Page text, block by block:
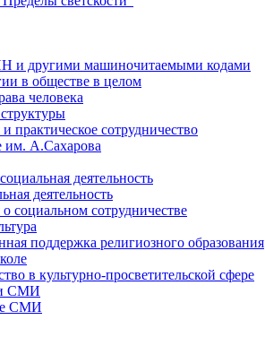
и другими машиночитаемыми кодами
в обществе в целом
человека
практическое сотрудничество
им. А.Сахарова
деятельность
деятельность
социальном сотрудничестве
поддержка религиозного образования
в культурно-просветительской сфере
и СМИ
СМИ